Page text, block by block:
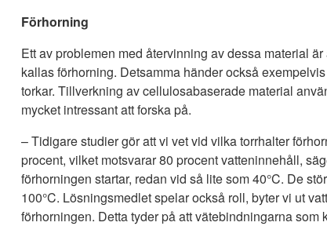
Förhorning
Ett av problemen med återvinning av dessa material
kallas förhorning. Detsamma händer också
torkar. Tillverkning av cellulosabaserade material
mycket intressant att forska på.
– Tidigare studier gör att vi vet vid vilka torrhalter
procent, vilket motsvarar 80 procent vatteninnehåll,
förhorningen startar, redan vid så lite som 40°C. De
100°C. Lösningsmedlet spelar också roll, byter vi ut
förhorningen. Detta tyder på att vätebindningarna